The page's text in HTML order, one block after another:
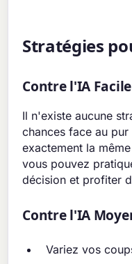
Stratégies
Contre l'IA Facile
Il n'existe aucune
chances face au
exactement la
vous pouvez
décision et profiter
Contre l'IA
Variez vos